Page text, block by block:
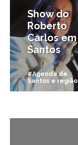
Show do
Roberto
Carlos em
Santos
#Agenda de
Santos e região